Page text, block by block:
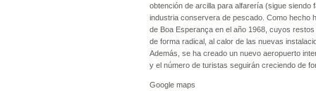
obtención de arcilla para alfarería (sigue siendo
industria conservera de pescado. Como hecho
de Boa Esperança en el año 1968, cuyos
de forma radical, al calor de las nuevas
Además, se ha creado un nuevo aeropuerto
y el número de turistas seguirán creciendo de
Google maps